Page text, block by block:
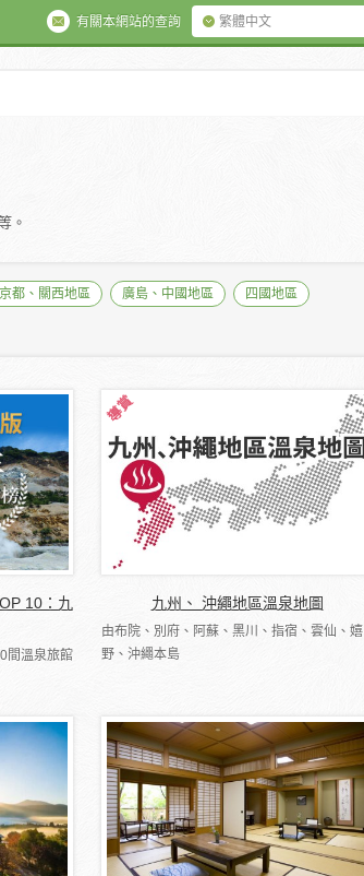
繁體中文
有關本網站的查詢
。
都、關西地區 廣島、中國地區 四國地區
10：九
間溫泉旅館
九州、 沖繩地區溫泉地圖
由布院、別府、阿蘇、黑川、指宿、雲仙、嬉
野、沖繩本島